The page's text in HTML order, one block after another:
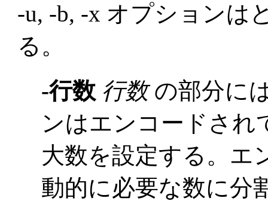
-u, -b, -x オプションは
る。
-行数 行数の部分に
ンはエンコードされ
大数を設定する。エ
動的に必要な数に分